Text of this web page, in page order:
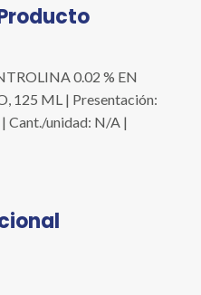
0.02 % EN
125 ML | Presentación:
Cant./unidad: N/A |